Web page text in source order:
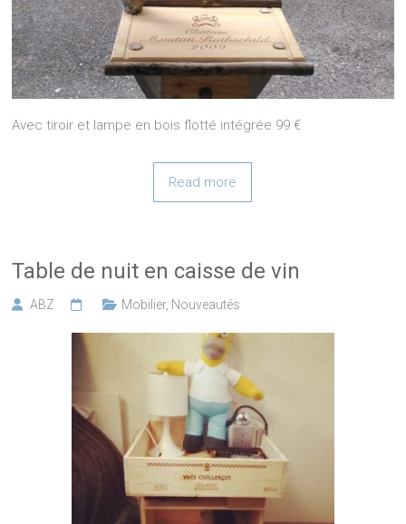
Avec tiroir et lampe en bois flotté intégrée 99 €
Read more
Table de nuit en caisse de vin
ABZ Mobilier, Nouveautés